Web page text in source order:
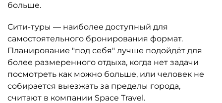
больше.
Сити-туры — наиболее доступный для
самостоятельного бронирования формат.
Планирование "под себя" лучше подойдёт для
более размеренного отдыха, когда нет задачи
посмотреть как можно больше, или человек не
собирается выезжать за пределы города,
считают в компании Space Travel.